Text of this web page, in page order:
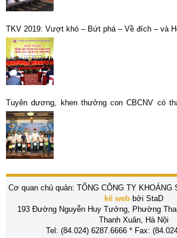
TKV 2019: Vượt khó – Bứt phá – Về đích – và
Tuyên dương, khen thưởng con CBCNV có
năm học 2022 – 2023
Cơ quan chủ quản: TỔNG CÔNG TY KHOÁNG
kế webbởi StaD
193 Đường Nguyễn Huy Tưởng, Phường
Thanh Xuân, Hà Nội
Tel: (84.024) 6287.6666 * Fax: